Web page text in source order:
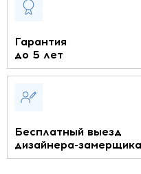
Гарантия
до 5 лет
Бесплатный выезд
дизайнера-замерщика